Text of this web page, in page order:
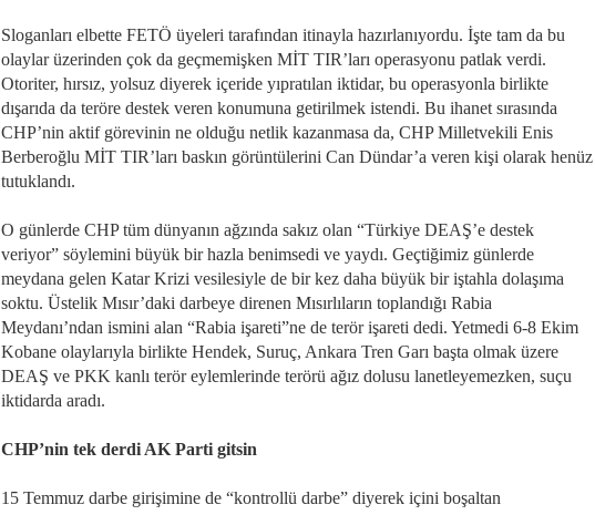
Sloganları elbette FETÖ üyeleri tarafından itinayla hazırlanıyordu. İşte tam da bu
olaylar üzerinden çok da geçmemişken MİT TIR’ları operasyonu patlak verdi.
Otoriter, hırsız, yolsuz diyerek içeride yıpratılan iktidar, bu operasyonla birlikte
dışarıda da teröre destek veren konumuna getirilmek istendi. Bu ihanet sırasında
CHP’nin aktif görevinin ne olduğu netlik kazanmasa da, CHP Milletvekili Enis
Berberoğlu MİT TIR’ları baskın görüntülerini Can Dündar’a veren kişi olarak henüz
tutuklandı.
O günlerde CHP tüm dünyanın ağzında sakız olan “Türkiye DEAŞ’e destek
veriyor” söylemini büyük bir hazla benimsedi ve yaydı. Geçtiğimiz günlerde
meydana gelen Katar Krizi vesilesiyle de bir kez daha büyük bir iştahla dolaşıma
soktu. Üstelik Mısır’daki darbeye direnen Mısırlıların toplandığı Rabia
Meydanı’ndan ismini alan “Rabia işareti”ne de terör işareti dedi. Yetmedi 6-8 Ekim
Kobane olaylarıyla birlikte Hendek, Suruç, Ankara Tren Garı başta olmak üzere
DEAŞ ve PKK kanlı terör eylemlerinde terörü ağız dolusu lanetleyemezken, suçu
iktidarda aradı.
CHP’nin tek derdi AK Parti gitsin
15 Temmuz darbe girişimine de “kontrollü darbe” diyerek içini boşaltan